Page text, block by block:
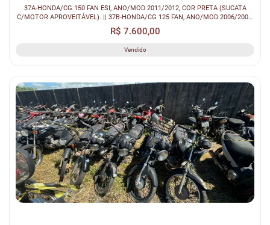
37A-HONDA/CG 150 FAN ESI, ANO/MOD 2011/2012, COR PRETA (SUCATA
C/MOTOR APROVEITÁVEL). || 37B-HONDA/CG 125 FAN, ANO/MOD 2006/2007,
COR VERMEL...
R$ 7.600,00
Vendido